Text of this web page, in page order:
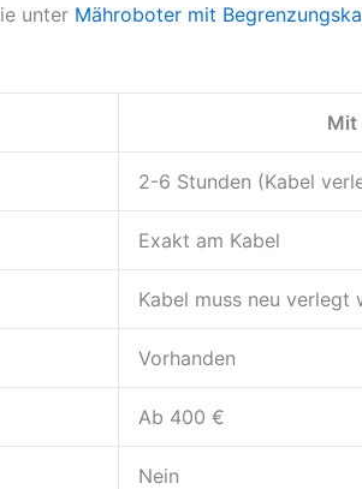
unter Mähroboter mit
Mit
2-6 Stunden (Kabel
Exakt am Kabel
Kabel muss neu verlegt
Vorhanden
Ab 400 €
Nein